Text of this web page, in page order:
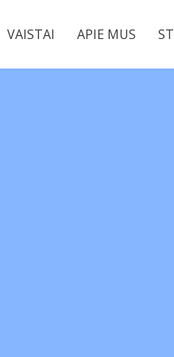
VAISTAI APIE MUS